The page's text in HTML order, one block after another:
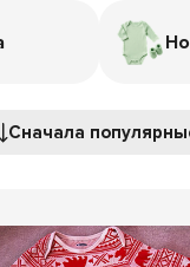
Сначала